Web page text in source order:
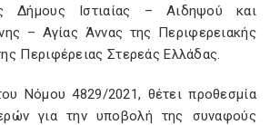
Δήμους Ιστιαίας – Αιδηψού και
– Αγίας Άννας της Περιφερειακής
Περιφέρειας Στερεάς Ελλάδας.
Νόμου 4829/2021, θέτει προθεσμία
για την υποβολή της συναφούς